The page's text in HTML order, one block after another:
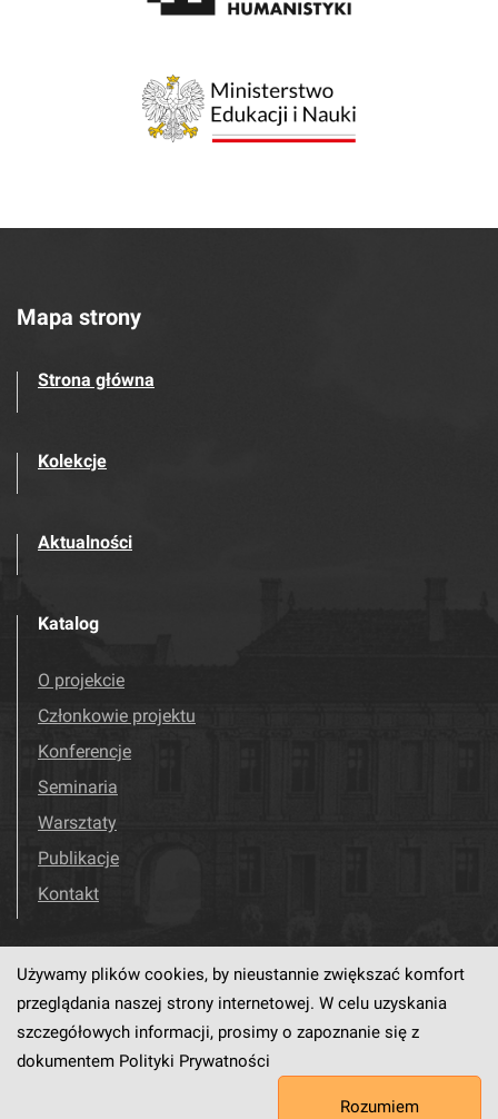
Mapa strony
Strona główna
Kolekcje
Aktualności
Katalog
O projekcie
Członkowie projektu
Konferencje
Seminaria
Warsztaty
Publikacje
Kontakt
Odwiedź nas! Facebook
Używamy plików cookies, by nieustannie zwiększać komfort
przeglądania naszej strony internetowej. W celu uzyskania
szczegółowych informacji, prosimy o zapoznanie się z
dokumentem Polityki Prywatności
Rozumiem